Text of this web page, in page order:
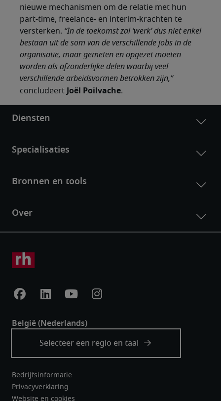
nieuwe mechanismen om de relatie met hun
part-time, freelance- en interim-krachten te
versterken. “In de toekomst zal ‘werk’ dus niet enkel
bestaan uit de som van de verschillende jobs in de
organisatie, maar gemeten en opgezet moeten
worden als afzonderlijke delen waarbij veel
verschillende arbeidsvormen betrokken zijn,”
concludeert Joël Poilvache.
Bedrijfsinformatie
Privacyverklaring
Website en cookies